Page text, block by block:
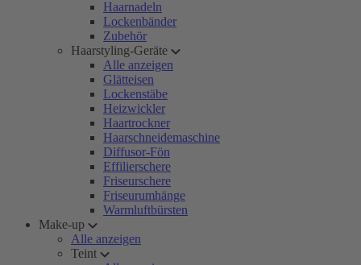
Haarnadeln
Lockenbänder
Zubehör
Haarstyling-Geräte
Alle anzeigen
Glätteisen
Lockenstäbe
Heizwickler
Haartrockner
Haarschneidemaschine
Diffusor-Fön
Effilierschere
Friseurschere
Friseurumhänge
Warmluftbürsten
Make-up
Alle anzeigen
Teint